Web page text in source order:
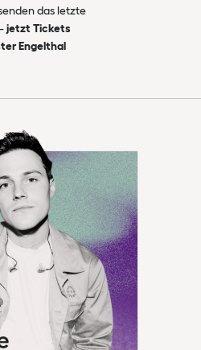
das letzte
jetzt Tickets
Engelthal